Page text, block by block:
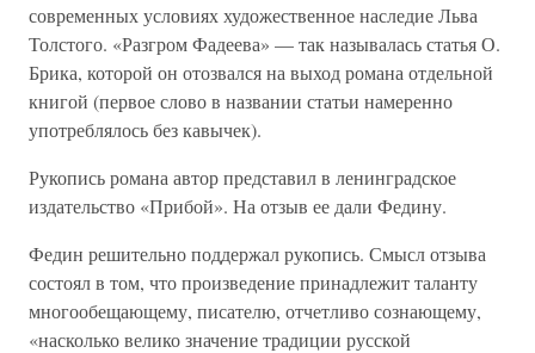
современных условиях художественное наследие Льва
Толстого. «Разгром Фадеева» — так называлась статья О.
Брика, которой он отозвался на выход романа отдельной
книгой (первое слово в названии статьи намеренно
употреблялось без кавычек).
Рукопись романа автор представил в ленинградское
издательство «Прибой». На отзыв ее дали Федину.
Федин решительно поддержал рукопись. Смысл отзыва
состоял в том, что произведение принадлежит таланту
многообещающему, писателю, отчетливо сознающему,
«насколько велико значение традиции русской